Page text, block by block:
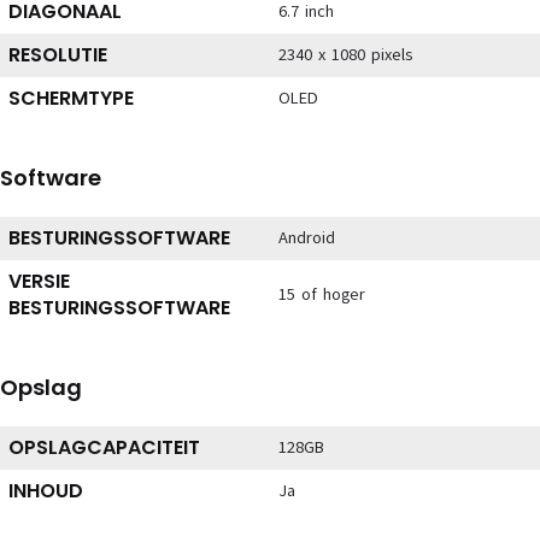
DIAGONAAL 6.7 inch
RESOLUTIE 2340 x 1080 pixels
SCHERMTYPE OLED
Software
BESTURINGSSOFTWARE Android
VERSIE
BESTURINGSSOFTWARE
15 of hoger
Opslag
OPSLAGCAPACITEIT 128GB
INHOUD Ja